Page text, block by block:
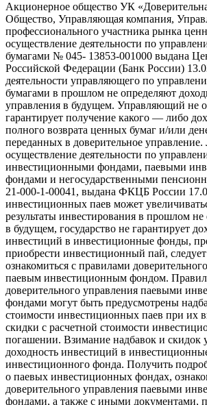
Акционерное общество УК
Общество, Управляющая компания,
профессионального участника рынка
осуществление деятельности по
бумагами № 045- 13853-001000 выдана
Российской Федерации (Банк России)
деятельности управляющего по
бумагами в прошлом не определяют
управления в будущем. Управляющий не
гарантирует получение какого — либо
полного возврата ценных бумаг и/или
переданных в доверительное
осуществление деятельности по
инвестиционными фондами, паевыми
фондами и негосударственными
21-000-1-00041, выдана ФКЦБ России
инвестиционных паев может
результаты инвестирования в прошлом
в будущем, государство не гарантирует
инвестиций в инвестиционные фонды,
приобрести инвестиционный пай,
ознакомиться с правилами
паевым инвестиционным фондом.
доверительного управления паевыми
фондами могут быть предусмотрены
стоимости инвестиционных паев при их
скидки с расчетной стоимости
погашении. Взимание надбавок и скидок
доходность инвестиций в
инвестиционного фонда. Получить
о паевых инвестиционных фондах,
доверительного управления паевыми
фондами, а также с иными документами,